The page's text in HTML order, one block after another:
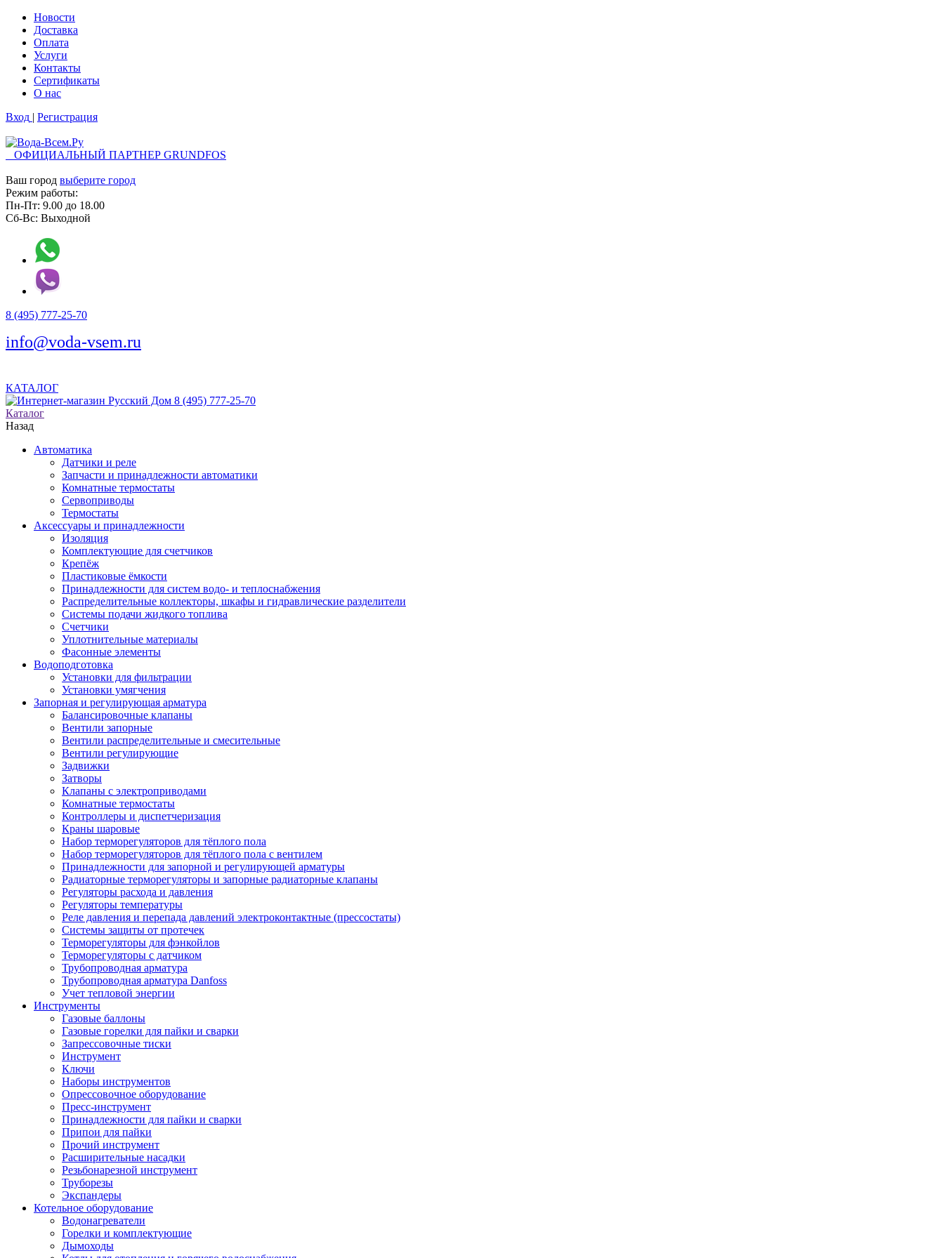
Новости
Доставка
Оплата
Услуги
Контакты
Cертификаты
О нас
Вход | Регистрация
ОФИЦИАЛЬНЫЙ ПАРТНЕР GRUNDFOS
Ваш город выберите город
Режим работы:
Пн-Пт: 9.00 до 18.00
Сб-Вс: Выходной
8 (495) 777-25-70
info@voda-vsem.ru
КАТАЛОГ
8 (495) 777-25-70
Каталог
Назад
Автоматика
Датчики и реле
Запчасти и принадлежности автоматики
Комнатные термостаты
Сервоприводы
Термостаты
Аксессуары и принадлежности
Изоляция
Комплектующие для счетчиков
Крепёж
Пластиковые ёмкости
Принадлежности для систем водо- и теплоснабжения
Распределительные коллекторы, шкафы и гидравлические разделители
Системы подачи жидкого топлива
Счетчики
Уплотнительные материалы
Фасонные элементы
Водоподготовка
Установки для фильтрации
Установки умягчения
Запорная и регулирующая арматура
Балансировочные клапаны
Вентили запорные
Вентили распределительные и смесительные
Вентили регулирующие
Задвижки
Затворы
Клапаны с электроприводами
Комнатные термостаты
Контроллеры и диспетчеризация
Краны шаровые
Набор терморегуляторов для тёплого пола
Набор терморегуляторов для тёплого пола с вентилем
Принадлежности для запорной и регулирующей арматуры
Радиаторные терморегуляторы и запорные радиаторные клапаны
Регуляторы расхода и давления
Регуляторы температуры
Реле давления и перепада давлений электроконтактные (прессостаты)
Системы защиты от протечек
Терморегуляторы для фэнкойлов
Терморегуляторы с датчиком
Трубопроводная арматура
Трубопроводная арматура Danfoss
Учет тепловой энергии
Инструменты
Газовые баллоны
Газовые горелки для пайки и сварки
Запрессовочные тиски
Инструмент
Ключи
Наборы инструментов
Опрессовочное оборудование
Пресс-инструмент
Принадлежности для пайки и сварки
Припои для пайки
Прочий инструмент
Расширительные насадки
Резьбонарезной инструмент
Труборезы
Экспандеры
Котельное оборудование
Водонагреватели
Горелки и комплектующие
Дымоходы